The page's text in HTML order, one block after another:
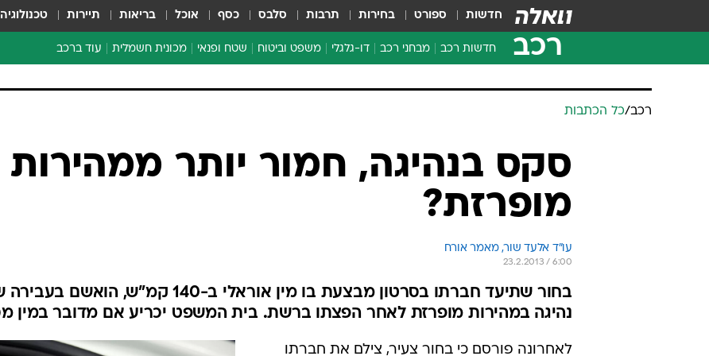
חדשות ספורט בחירות תרבות סלבס כסף אוכל בריאות תיירות טכנולוגיה
רכב חדשות רכב מבחני רכב דו-גלגלי משפט וביטוח שטח ופנאי מכונית חשמלית עוד ברכב
מבחנים ארוכי טווח
ספורט מוטורי
צרכנות
טכנולוגיה
סקס בנהיגה, חמור יותר ממהירות